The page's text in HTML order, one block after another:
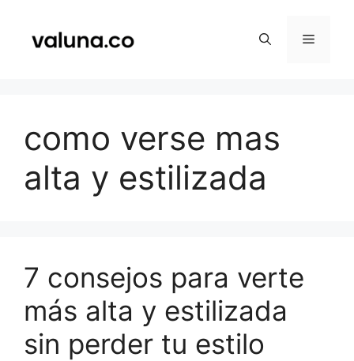
contenido
Menú
como verse mas
alta y estilizada
7 consejos para verte
más alta y estilizada
sin perder tu estilo